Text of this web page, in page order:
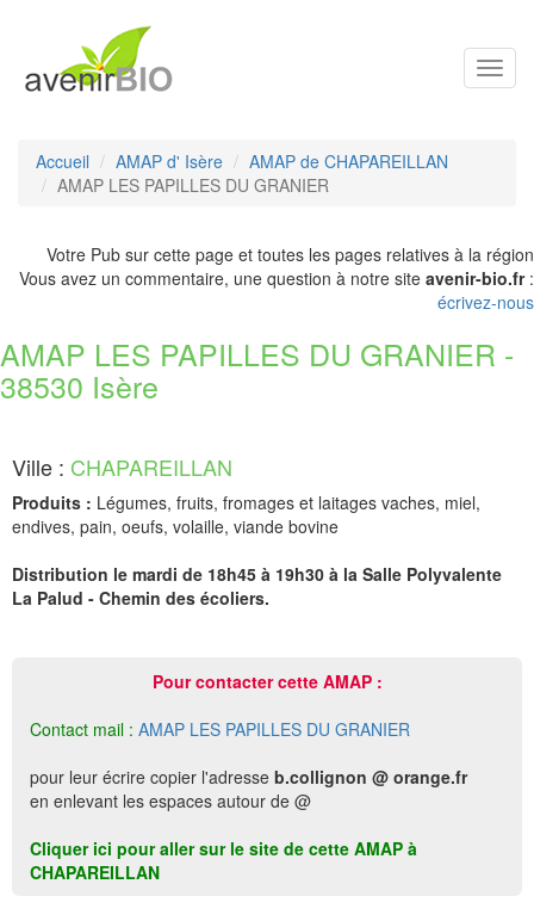
Accueil AMAP d' Isère
AMAP de CHAPAREILLAN
AMAP LES PAPILLES DU GRANIER
Votre Pub sur cette page et toutes les pages relatives à la région
Vous avez un commentaire, une question à notre site avenir-bio.fr:
écrivez-nous
AMAP LES PAPILLES DU GRANIER -
38530 Isère
Ville : CHAPAREILLAN
Produits : Légumes, fruits, fromages et laitages vaches, miel,
endives, pain, oeufs, volaille, viande bovine
Distribution le mardi de 18h45 à 19h30 à la Salle Polyvalente
La Palud - Chemin des écoliers.
Pour contacter cette AMAP :
Contact mail : AMAP LES PAPILLES DU GRANIER
pour leur écrire copier l'adresse b.collignon @ orange.fr
en enlevant les espaces autour de @
Cliquer ici pour aller sur le site de cette AMAP à
CHAPAREILLAN